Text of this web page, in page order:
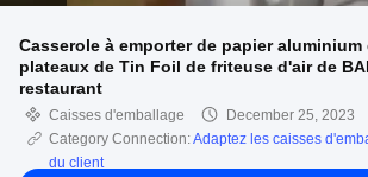
Casserole à emporter de papier
plateaux de Tin Foil de friteuse d'air de
restaurant
Caisses d'emballage
December 25, 2023
Category Connection:Adaptez les caisses
du client